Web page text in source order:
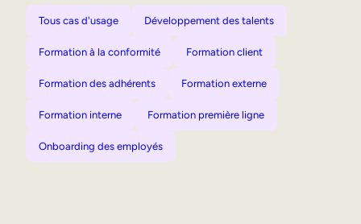
Tous cas d'usage Développement des talents
Formation à la conformité Formation client
Formation des adhérents Formation externe
Formation interne Formation première ligne
Onboarding des employés